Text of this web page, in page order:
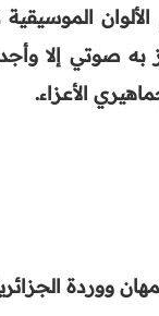
به صوتي إلا
الأعزاء.
ووردة